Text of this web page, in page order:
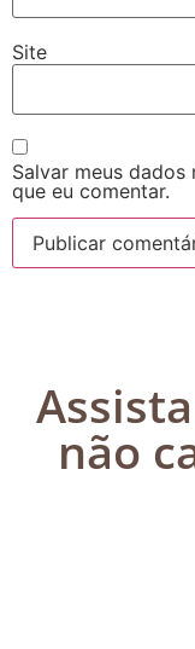
Site
Salvar meus
que eu comentar.
não